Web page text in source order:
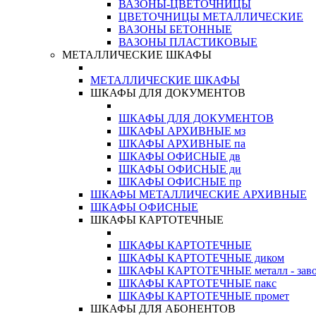
ВАЗОНЫ-ЦВЕТОЧНИЦЫ
ЦВЕТОЧНИЦЫ МЕТАЛЛИЧЕСКИЕ
ВАЗОНЫ БЕТОННЫЕ
ВАЗОНЫ ПЛАСТИКОВЫЕ
МЕТАЛЛИЧЕСКИЕ ШКАФЫ
МЕТАЛЛИЧЕСКИЕ ШКАФЫ
ШКАФЫ ДЛЯ ДОКУМЕНТОВ
ШКАФЫ ДЛЯ ДОКУМЕНТОВ
ШКАФЫ АРХИВНЫЕ мз
ШКАФЫ АРХИВНЫЕ па
ШКАФЫ ОФИСНЫЕ дв
ШКАФЫ ОФИСНЫЕ ди
ШКАФЫ ОФИСНЫЕ пр
ШКАФЫ МЕТАЛЛИЧЕСКИЕ АРХИВНЫЕ
ШКАФЫ ОФИСНЫЕ
ШКАФЫ КАРТОТЕЧНЫЕ
ШКАФЫ КАРТОТЕЧНЫЕ
ШКАФЫ КАРТОТЕЧНЫЕ диком
ШКАФЫ КАРТОТЕЧНЫЕ металл -
ШКАФЫ КАРТОТЕЧНЫЕ пакс
ШКАФЫ КАРТОТЕЧНЫЕ промет
ШКАФЫ ДЛЯ АБОНЕНТОВ